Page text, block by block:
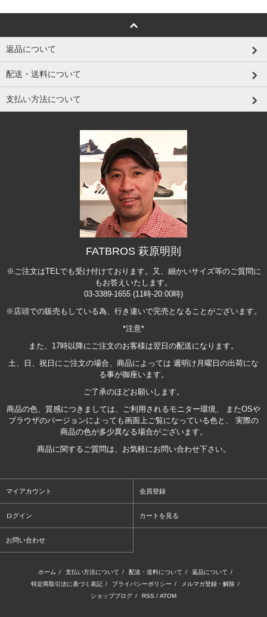
返品について
配送・送料について
支払い方法について
FATBROS 萩原明則
※ご注文はTELでも受け付けております。又、細かいサイズ等のご質問に
もお答えいたします。
03-3389-1655 (11時-20:00時)
※店頭での販売もしている為、行き違いで完売となることがございます。
*注意*
また、17時以降にご注文のお客様は翌日の配送になります。
土、日、祝日にご注文の場合、商品によっては 週明け月曜日の出荷にな
る事が御座います。
ご了承のほどお願いします。
商品の色、質感につきましては、ご利用されるモニター環境、 またOSや
ブラウザのバージョンによっても画面上ご覧になっている色と、 実際の
商品の色が多少異なる場合がございます。
商品に関するご質問は、お気軽にお問い合わせ下さい。
マイアカウント 会員登録
ログイン カートを見る
お問い合わせ
ホーム / 支払い方法について / 配送・送料について / 返品について /
特定商取引法に基づく表記 / プライバシーポリシー / メルマガ登録・解除 /
ショップブログ / RSS / ATOM